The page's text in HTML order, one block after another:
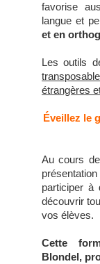
favorise
langue et
et en
Les outils
étrangères
Éveillez le
Au cours
participer à
découvrir
vos élèves.
Cette
Blondel,